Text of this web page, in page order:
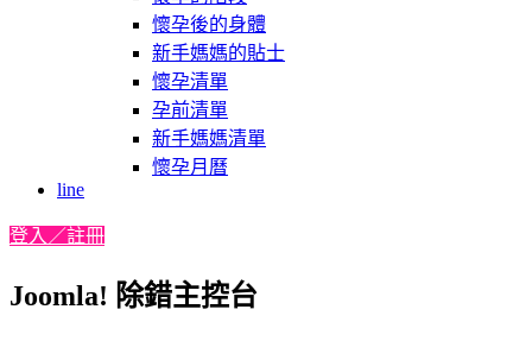
懷孕後的身體
新手媽媽的貼士
懷孕清單
孕前清單
新手媽媽清單
懷孕月曆
line
登入／註冊
Joomla! 除錯主控台